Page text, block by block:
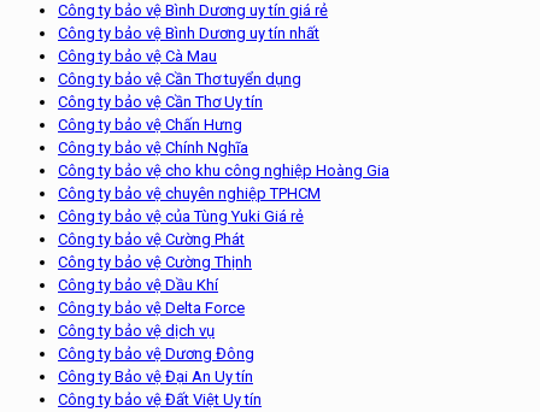
Công ty bảo vệ Bình Dương uy tín giá rẻ
Công ty bảo vệ Bình Dương uy tín nhất
Công ty bảo vệ Cà Mau
Công ty bảo vệ Cần Thơ tuyển dụng
Công ty bảo vệ Cần Thơ Uy tín
Công ty bảo vệ Chấn Hưng
Công ty bảo vệ Chính Nghĩa
Công ty bảo vệ cho khu công nghiệp Hoàng Gia
Công ty bảo vệ chuyên nghiệp TPHCM
Công ty bảo vệ của Tùng Yuki Giá rẻ
Công ty bảo vệ Cường Phát
Công ty bảo vệ Cường Thịnh
Công ty bảo vệ Dầu Khí
Công ty bảo vệ Delta Force
Công ty bảo vệ dịch vụ
Công ty bảo vệ Dương Đông
Công ty Bảo vệ Đại An Uy tín
Công ty bảo vệ Đất Việt Uy tín